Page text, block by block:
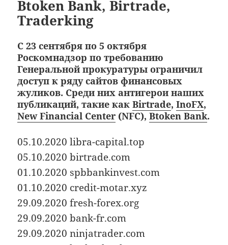
Btoken Bank, Birtrade,
Traderking
С 23 сентября по 5 октября
Роскомнадзор по требованию
Генеральной прокуратуры ограничил
доступ к ряду сайтов финансовых
жуликов. Среди них антигерои наших
публикаций, такие какBirtrade,InoFX,
New Financial Center (NFC),Btoken Bank.
05.10.2020 libra-capital.top
05.10.2020 birtrade.com
01.10.2020 spbbankinvest.com
01.10.2020 credit-motar.xyz
29.09.2020 fresh-forex.org
29.09.2020 bank-fr.com
29.09.2020 ninjatrader.com